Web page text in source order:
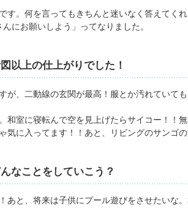
す。何を言ってもきちんと迷いなく答えてく
にお願いしよう」ってなりました。
以上の仕上がりでした！
が、二動線の玄関が最高！服とか汚れていて
和室に寝転んで空を見上げたらサイコー！！
気に入ってます！！あと、リビングのサンゴ
なことをしていこう？
あと、将来は子供にプール遊びをさせたいな